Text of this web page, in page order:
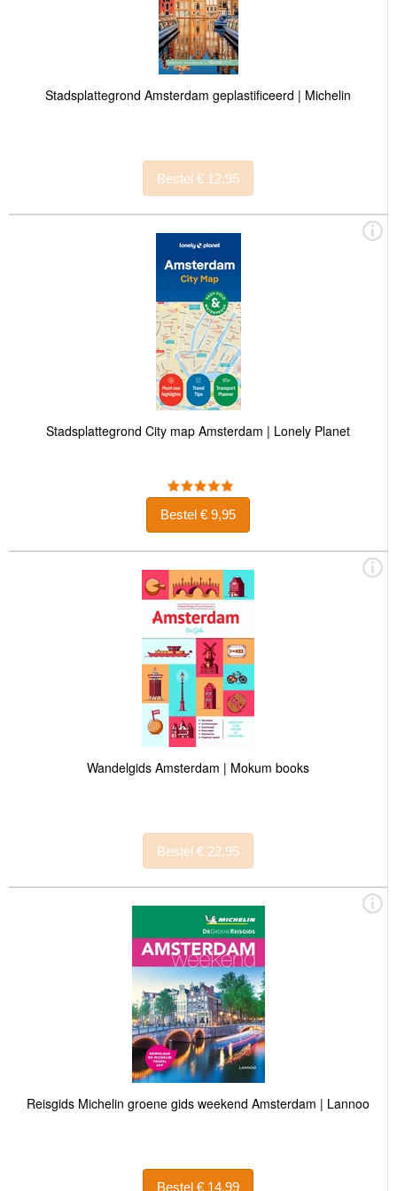
Stadsplattegrond Amsterdam geplastificeerd | Michelin
Bestel € 12,95
Stadsplattegrond City map Amsterdam | Lonely Planet
Bestel € 9,95
Wandelgids Amsterdam | Mokum books
Bestel € 22,95
Reisgids Michelin groene gids weekend Amsterdam | Lannoo
Bestel € 14,99